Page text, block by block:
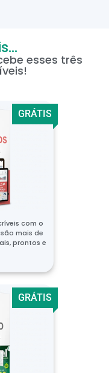
esses três
GRÁTIS
com o
são mais de
prontos e
GRÁTIS